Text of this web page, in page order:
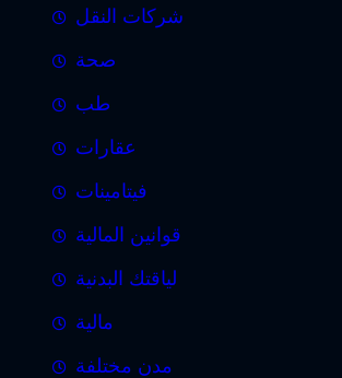
شركات النقل
صحة
طب
عقارات
فيتامينات
قوانين المالية
لياقتك البدنية
مالية
مدن مختلفة